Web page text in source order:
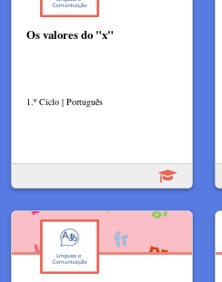
Os valores do "x"
1.º Ciclo | Português